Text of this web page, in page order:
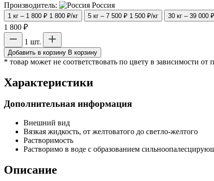
Производитель: Россия
1 кг – 1 800 ₽ 1 800 ₽/кг 5 кг – 7 500 ₽ 1 500 ₽/кг 30 кг – 39 000 ₽
1 800 ₽
1 шт.
Добавить в корзину В корзину
* товар может не соответствовать по цвету в зависимости от
Характеристики
Дополнительная информация
Внешний вид
Вязкая жидкость, от желтоватого до светло-желтого
Растворимость
Растворимо в воде с образованием
Описание